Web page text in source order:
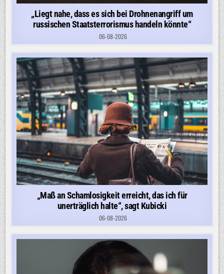
„Liegt nahe, dass es sich bei Drohnenangriff um
russischen Staatsterrorismus handeln könnte“
06-08-2026
„Maß an Schamlosigkeit erreicht, das ich für
unerträglich halte“, sagt Kubicki
06-08-2026